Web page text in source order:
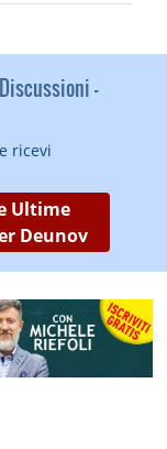
-
ricevi
Ultime
Deunov